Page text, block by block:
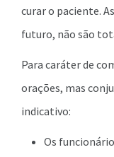
curar o paciente.
futuro, não são
Para caráter de
orações, mas
indicativo:
Os